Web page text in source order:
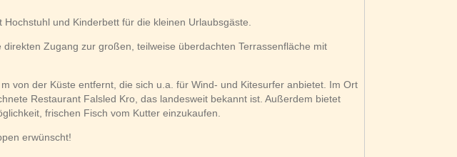
und Kinderbett für die kleinen Urlaubsgäste.
Zugang zur großen, teilweise überdachten Terrassenfläche mit
von der Küste entfernt, die sich u.a. für Wind- und Kitesurfer anbietet. Im Ort
Restaurant Falsled Kro, das landesweit bekannt ist. Außerdem bietet
frischen Fisch vom Kutter einzukaufen.
erwünscht!